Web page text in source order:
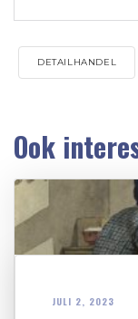
DETAILHANDEL
Ook
JULI 2, 2023